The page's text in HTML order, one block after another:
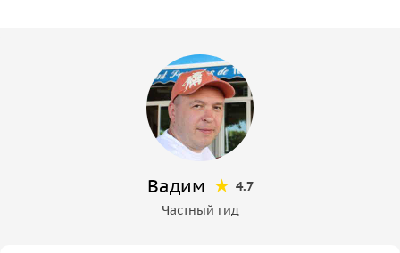
Вадим
4.7
Частный гид